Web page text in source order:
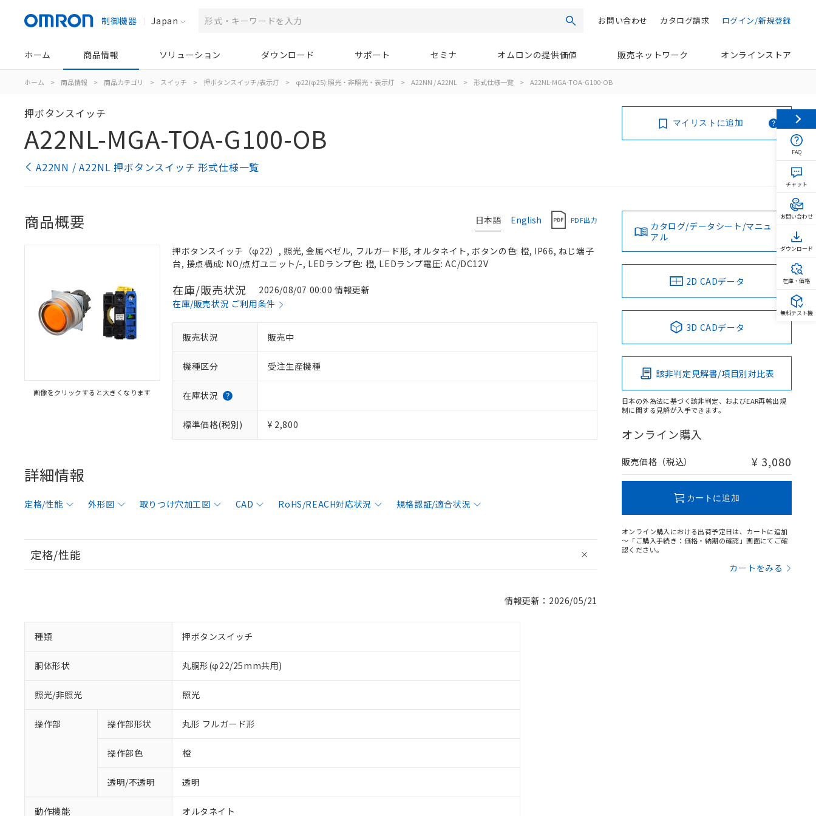
制御機器 Japan 検索 ログイン/新規登録
カタログ請求
お問い合わせ
ホーム 商品情報 ソリューション ダウンロード サポート セミナ オムロンの提供価値 販売ネットワーク オンラインストア
ホーム > 商品情報 > 商品カテゴリ > スイッチ > 押ボタンスイッチ/表示灯 > φ22(φ25):照光・非照光・表示灯 > A22NN / A22NL > 形式仕様一覧 > A22NL-MGA-TOA-G100-OB
押ボタンスイッチ
A22NL-MGA-TOA-G100-OB
A22NN / A22NL 押ボタンスイッチ 形式仕様一覧
マイリストに追加
日本語 English PDF出力
商品概要
画像をクリックすると大きくなります
押ボタンスイッチ（φ22）, 照光, 金属ベゼル, フルガード形, オルタネイト, ボタンの色: 橙, IP66, ねじ端子
台, 接点構成: NO/点灯ユニット/-, LEDランプ色: 橙, LEDランプ電圧: AC/DC12V
在庫/販売状況
2026/08/07 00:00 情報更新
在庫/販売状況 ご利用条件
販売状況 販売中
機種区分 受注生産機種
在庫状況
標準価格(税別) ¥ 2,800
詳細情報
定格/性能 外形図 取りつけ穴加工図 CAD RoHS/REACH対応状況 規格認証/適合状況
定格/性能
情報更新：2026/05/21
種類 押ボタンスイッチ
胴体形状 丸胴形(φ22/25mm共用)
照光/非照光 照光
操作部 操作部形状 丸形 フルガード形
操作部色 橙
透明/不透明 透明
動作機能 オルタネイト
カタログ/データシート/マニュ
アル
2D CADデータ
3D CADデータ
該非判定見解書/項目別対比表
日本の外為法に基づく該非判定、およびEAR再輸出規
制に関する見解が入手できます。
オンライン購入
販売価格（税込） ¥ 3,080
カートに追加
オンライン購入における出荷予定日は、カートに追加
～「ご購入手続き：価格・納期の確認」画面にてご確
認ください。
カートをみる
FAQ
チャット
お問い合わせ
ダウンロード
在庫・価格
無料テスト機